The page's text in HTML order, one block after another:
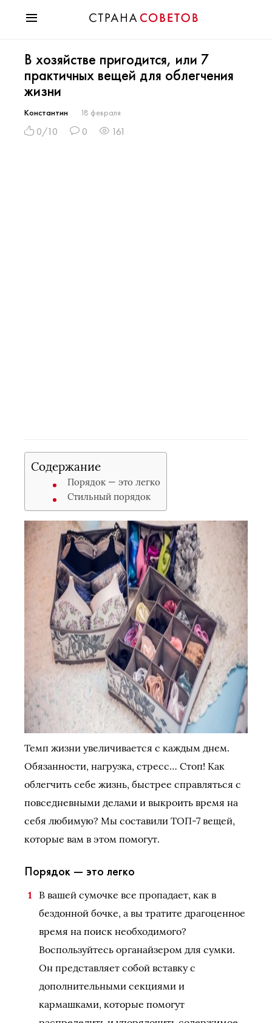
Мода
Звезды
Гороскопы
Здоровье
Психология
В хозяйстве пригодится, или 7
практичных вещей для облегчения
жизни
Константин 18 февраля
0/10 0 161
Содержание
Порядок — это легко
Стильный порядок
Темп жизни увеличивается с каждым днем.
Обязанности, нагрузка, стресс… Стоп! Как
облегчить себе жизнь, быстрее справляться с
повседневными делами и выкроить время на
себя любимую? Мы составили ТОП-7 вещей,
которые вам в этом помогут.
Порядок — это легко
В вашей сумочке все пропадает, как в
бездонной бочке, а вы тратите драгоценное
время на поиск необходимого?
Воспользуйтесь органайзером для сумки.
Он представляет собой вставку с
дополнительными секциями и
кармашками, которые помогут